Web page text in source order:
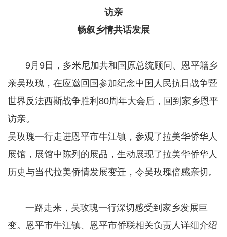
访亲
畅叙乡情共话发展
​​​​​​​ 9月9日，多米尼加共和国原总统顾问、恩平籍乡
亲吴玫瑰，在应邀回国参加纪念中国人民抗日战争暨
世界反法西斯战争胜利80周年大会后，回到家乡恩平
访亲。
吴玫瑰一行走进恩平市牛江镇，参观了拉美华侨华人
展馆，展馆中陈列的展品，生动展现了拉美华侨华人
历史与当代拉美侨情发展变迁，令吴玫瑰倍感亲切。
​​​​​​​ 一路走来，吴玫瑰一行深切感受到家乡发展巨
变。恩平市牛江镇、恩平市侨联相关负责人详细介绍